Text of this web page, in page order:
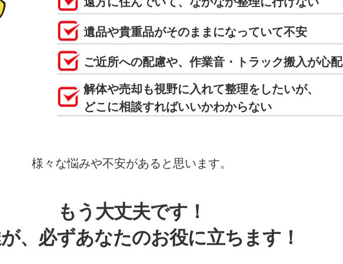
遺品や貴重品がそのままになっていて不安
ご近所への配慮や、作業音・トラック搬入が心配
解体や売却も視野に入れて整理をしたいが、
どこに相談すればいいかわからない
様々な悩みや不安があると思います。
もう大丈夫です！
、必ずあなたのお役に立ちます！